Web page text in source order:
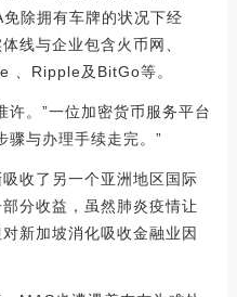
除拥有车牌的状况下经
线与企业包含火币网、
、Ripple及BitGo等。
许。”一位加密货币服务平台
骤与办理手续走完。”
收了另一个亚洲地区国际
分收益，虽然肺炎疫情让
新加坡消化吸收金融业因